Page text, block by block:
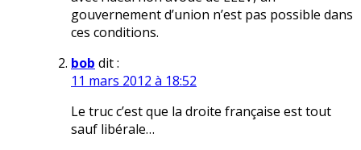
gouvernement d’union n’est pas possible dans
ces conditions.
bob dit :
11 mars 2012 à 18:52
Le truc c’est que la droite française est tout
sauf libérale…